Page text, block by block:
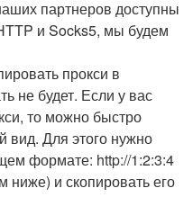
партнеров доступны
и Socks5, мы будем
прокси в
не будет. Если у вас
то можно быстро
вид. Для этого нужно
формате: http://1:2:3:4
ниже) и скопировать его